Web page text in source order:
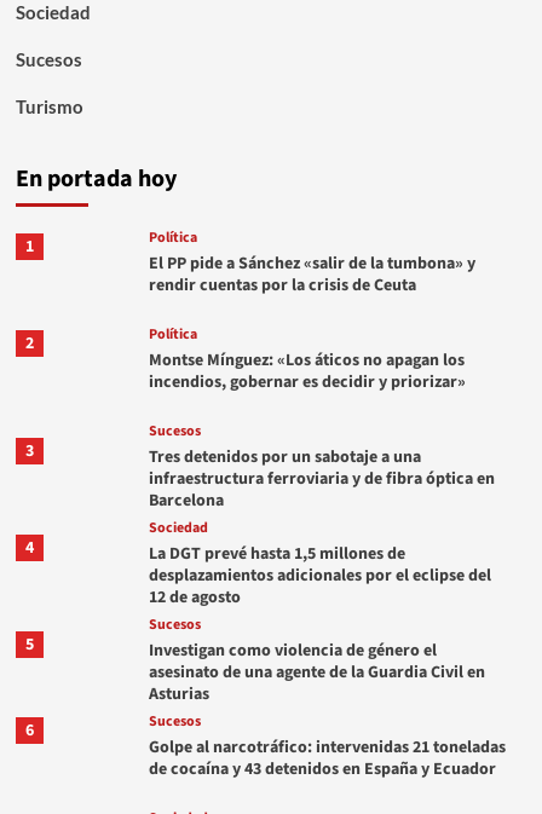
Sociedad
Sucesos
Turismo
En portada hoy
1 Política
El PP pide a Sánchez «salir de la tumbona» y
rendir cuentas por la crisis de Ceuta
2 Política
Montse Mínguez: «Los áticos no apagan los
incendios, gobernar es decidir y priorizar»
3
Sucesos
Tres detenidos por un sabotaje a una
infraestructura ferroviaria y de fibra óptica en
Barcelona
4
Sociedad
La DGT prevé hasta 1,5 millones de
desplazamientos adicionales por el eclipse del
12 de agosto
5
Sucesos
Investigan como violencia de género el
asesinato de una agente de la Guardia Civil en
Asturias
6
Sucesos
Golpe al narcotráfico: intervenidas 21 toneladas
de cocaína y 43 detenidos en España y Ecuador